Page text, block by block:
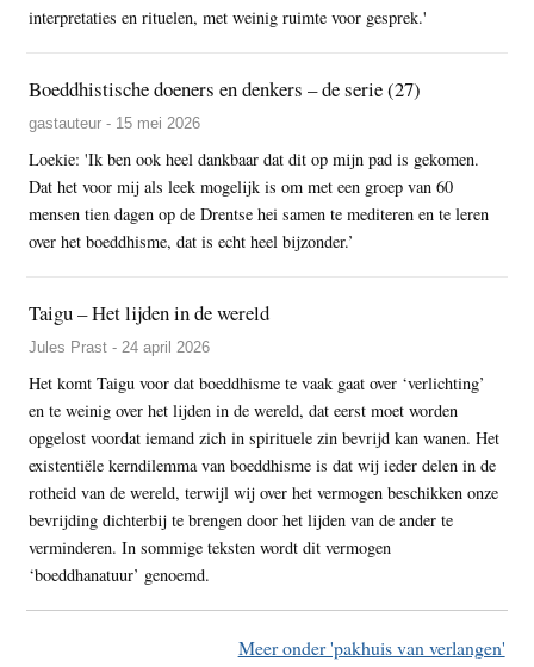
interpretaties en rituelen, met weinig ruimte voor gesprek.'
Boeddhistische doeners en denkers – de serie (27)
gastauteur - 15 mei 2026
Loekie: 'Ik ben ook heel dankbaar dat dit op mijn pad is gekomen.
Dat het voor mij als leek mogelijk is om met een groep van 60
mensen tien dagen op de Drentse hei samen te mediteren en te leren
over het boeddhisme, dat is echt heel bijzonder.’
Taigu – Het lijden in de wereld
Jules Prast - 24 april 2026
Het komt Taigu voor dat boeddhisme te vaak gaat over ‘verlichting’
en te weinig over het lijden in de wereld, dat eerst moet worden
opgelost voordat iemand zich in spirituele zin bevrijd kan wanen. Het
existentiële kerndilemma van boeddhisme is dat wij ieder delen in de
rotheid van de wereld, terwijl wij over het vermogen beschikken onze
bevrijding dichterbij te brengen door het lijden van de ander te
verminderen. In sommige teksten wordt dit vermogen
‘boeddhanatuur’ genoemd.
Meer onder 'pakhuis van verlangen'